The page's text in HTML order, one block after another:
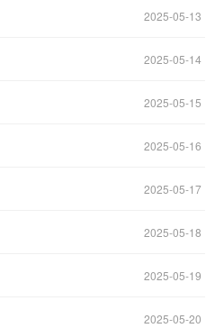
2025-05-13
2025-05-14
2025-05-15
2025-05-16
2025-05-17
2025-05-18
2025-05-19
2025-05-20